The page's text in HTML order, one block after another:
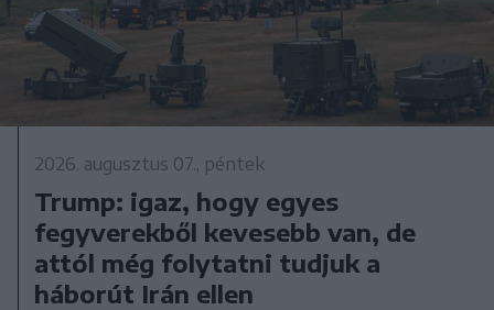
2026. augusztus 07., péntek
Trump: igaz, hogy egyes
fegyverekből kevesebb van, de
attól még folytatni tudjuk a
háborút Irán ellen